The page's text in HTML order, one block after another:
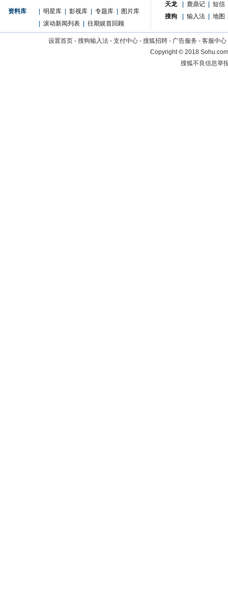
资料库 明星库 影视库 专题库
图片库
滚动新闻列表 往期娱首回顾
天龙
鹿鼎记
短信
搜狗
输入法 地图
设置首页 - 搜狗输入法 - 支付中心 - 搜狐招聘 - 广告服务 - 客服中心
Copyright©2018
搜狐不良信息举